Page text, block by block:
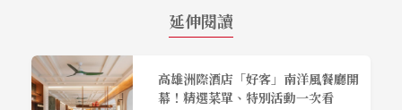
延伸閱讀
高雄洲際酒店「好客」南洋風餐廳開
幕！精選菜單、特別活動一次看